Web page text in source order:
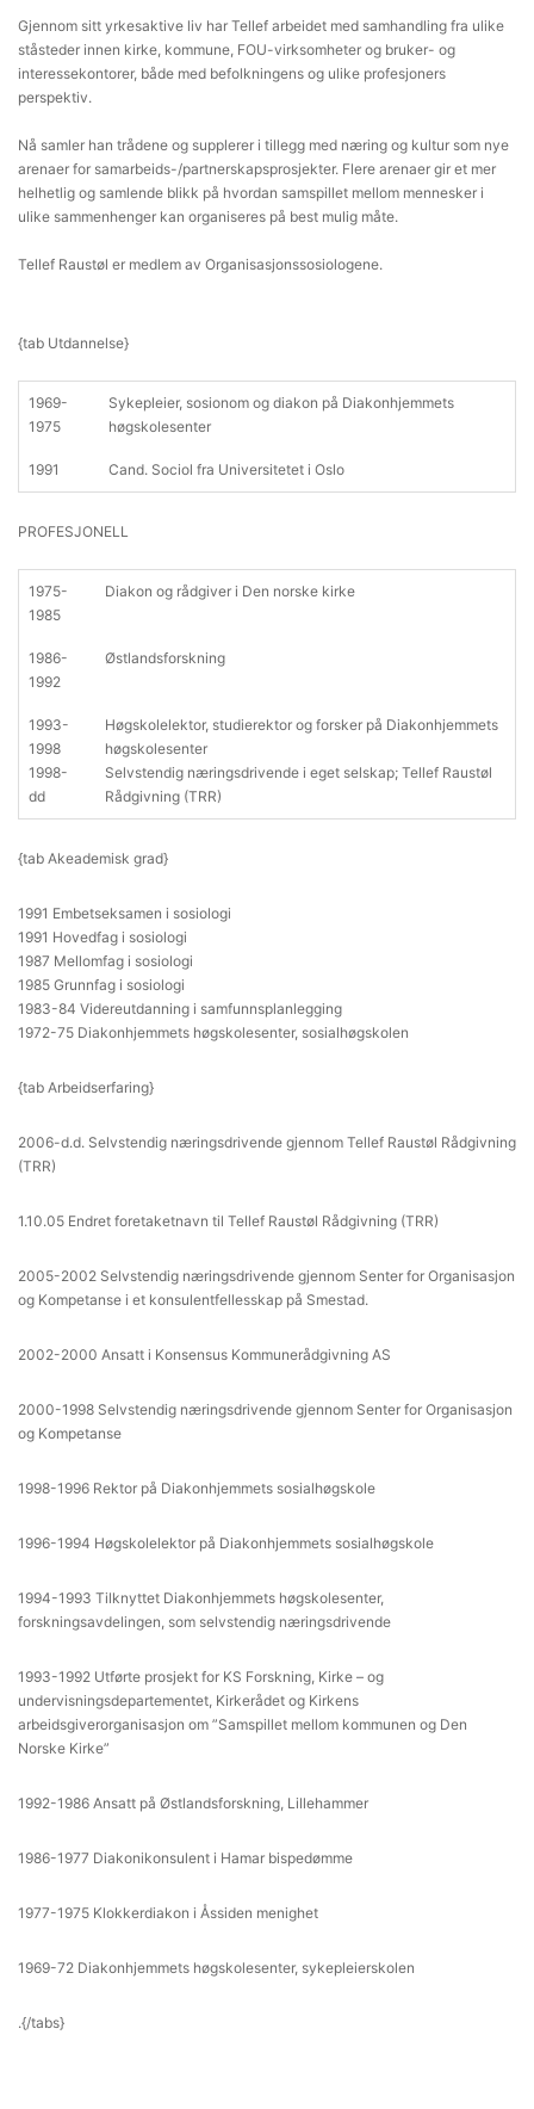
Gjennom sitt yrkesaktive liv har Tellef arbeidet med samhandling fra ulike
ståsteder innen kirke, kommune, FOU-virksomheter og bruker- og
interessekontorer, både med befolkningens og ulike profesjoners
perspektiv.
Nå samler han trådene og supplerer i tillegg med næring og kultur som nye
arenaer for samarbeids-/partnerskapsprosjekter. Flere arenaer gir et mer
helhetlig og samlende blikk på hvordan samspillet mellom mennesker i
ulike sammenhenger kan organiseres på best mulig måte.
Tellef Raustøl er medlem av Organisasjonssosiologene.
{tab Utdannelse}
1969-
1975
Sykepleier, sosionom og diakon på Diakonhjemmets
høgskolesenter
1991 Cand. Sociol fra Universitetet i Oslo
PROFESJONELL
1975-
1985
Diakon og rådgiver i Den norske kirke
1986-
1992
Østlandsforskning
1993-
1998
1998-
dd
Høgskolelektor, studierektor og forsker på Diakonhjemmets
høgskolesenter
Selvstendig næringsdrivende i eget selskap; Tellef Raustøl
Rådgivning (TRR)
{tab Akeademisk grad}
1991 Embetseksamen i sosiologi
1991 Hovedfag i sosiologi
1987 Mellomfag i sosiologi
1985 Grunnfag i sosiologi
1983-84 Videreutdanning i samfunnsplanlegging
1972-75 Diakonhjemmets høgskolesenter, sosialhøgskolen
{tab Arbeidserfaring}
2006-d.d. Selvstendig næringsdrivende gjennom Tellef Raustøl Rådgivning
(TRR)
1.10.05 Endret foretaketnavn til Tellef Raustøl Rådgivning (TRR)
2005-2002 Selvstendig næringsdrivende gjennom Senter for Organisasjon
og Kompetanse i et konsulentfellesskap på Smestad.
2002-2000 Ansatt i Konsensus Kommunerådgivning AS
2000-1998 Selvstendig næringsdrivende gjennom Senter for Organisasjon
og Kompetanse
1998-1996 Rektor på Diakonhjemmets sosialhøgskole
1996-1994 Høgskolelektor på Diakonhjemmets sosialhøgskole
1994-1993 Tilknyttet Diakonhjemmets høgskolesenter,
forskningsavdelingen, som selvstendig næringsdrivende
1993-1992 Utførte prosjekt for KS Forskning, Kirke – og
undervisningsdepartementet, Kirkerådet og Kirkens
arbeidsgiverorganisasjon om ”Samspillet mellom kommunen og Den
Norske Kirke”
1992-1986 Ansatt på Østlandsforskning, Lillehammer
1986-1977 Diakonikonsulent i Hamar bispedømme
1977-1975 Klokkerdiakon i Åssiden menighet
1969-72 Diakonhjemmets høgskolesenter, sykepleierskolen
.{/tabs}